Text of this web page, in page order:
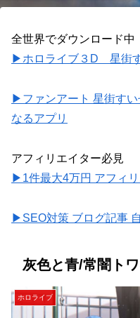
全世界でダウンロード中
▶ホロライブ３D 星街
▶ファンアート 星街す
なるアプリ
アフィリエイター必見
▶1件最大4万円 アフィ
▶SEO対策 ブログ記事
灰色と青/常闇ト
ホロライブ